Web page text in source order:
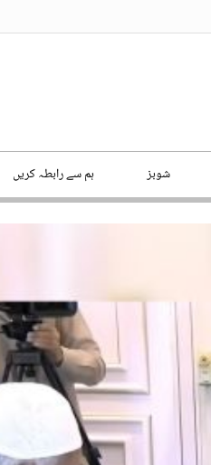
شوبز ہم سے رابطہ کریں